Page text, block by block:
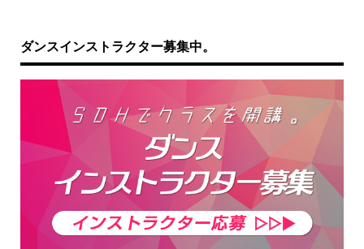
ダンスインストラクター募集中。